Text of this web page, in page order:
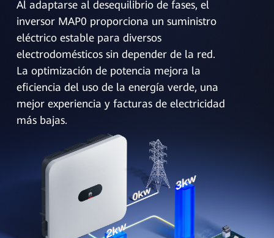
Al adaptarse al desequilibrio de fases, el
inversor MAP0 proporciona un suministro
eléctrico estable para diversos
electrodomésticos sin depender de la red.
La optimización de potencia mejora la
eficiencia del uso de la energía verde, una
mejor experiencia y facturas de electricidad
más bajas.